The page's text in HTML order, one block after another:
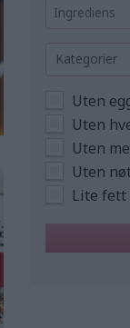
Kategorier
Uten
Uten
Uten
Uten
Lite fett